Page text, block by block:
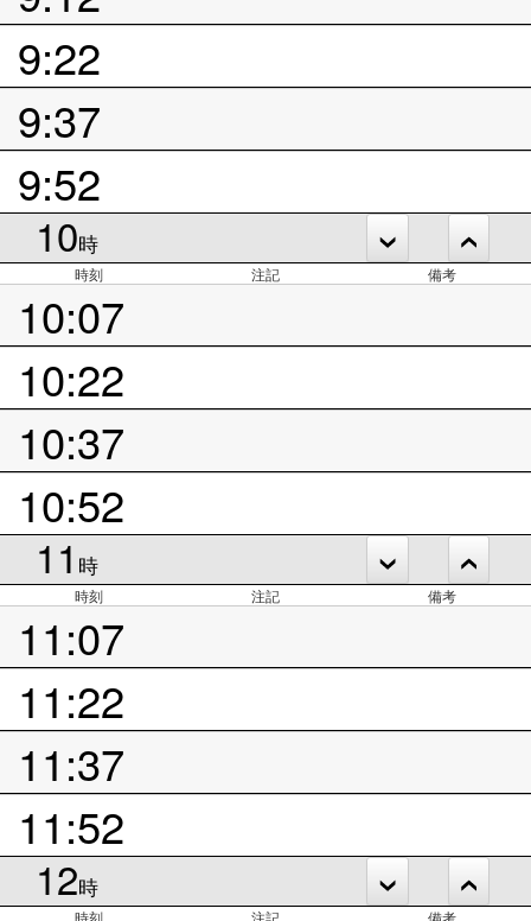
9:22
9:37
9:52
10時
時刻 注記 備考
10:07
10:22
10:37
10:52
11 時
時刻 注記 備考
11:07
11:22
11:37
11:52
12時
時刻 注記 備考